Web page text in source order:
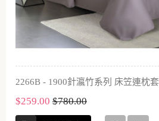
2266B - 1900針瀛竹系列 床笠連枕套
$259.00 $780.00